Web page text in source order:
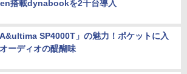
搭載dynabookを2千台導入
A&ultima SP4000T」の魅力！ポケットに入
ーディオの醍醐味